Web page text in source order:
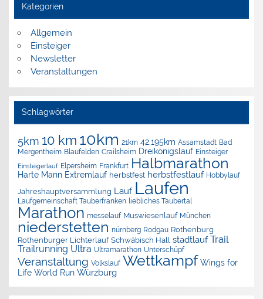
Kategorien
Allgemein
Einsteiger
Newsletter
Veranstaltungen
Schlagwörter
5km 10 km 10km 21km 42.195km Assamstadt Bad
Mergentheim Blaufelden Crailsheim Dreikönigslauf Einsteiger
Einsteigerlauf Elpersheim Frankfurt Halbmarathon
Harte Mann Extremlauf herbstfest herbstfestlauf Hobbylauf
Jahreshauptversammlung Lauf Laufen
Laufgemeinschaft Tauberfranken liebliches Taubertal
Marathon messelauf Muswiesenlauf München
niederstetten nürnberg Rodgau Rothenburg
Rothenburger Lichterlauf Schwäbisch Hall stadtlauf Trail
Trailrunning Ultra Ultramarathon Unterschüpf
Veranstaltung Volkslauf Wettkampf Wings for
Life World Run Würzburg